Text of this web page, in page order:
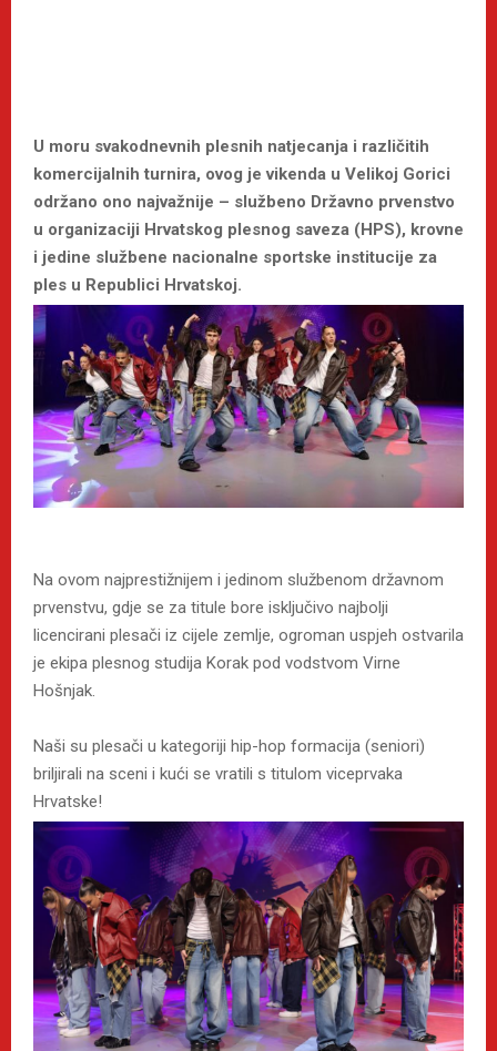
U moru svakodnevnih plesnih natjecanja i različitih
komercijalnih turnira, ovog je vikenda u Velikoj Gorici
održano ono najvažnije – službeno Državno prvenstvo
u organizaciji Hrvatskog plesnog saveza (HPS), krovne
i jedine službene nacionalne sportske institucije za
ples u Republici Hrvatskoj.
Na ovom najprestižnijem i jedinom službenom državnom
prvenstvu, gdje se za titule bore isključivo najbolji
licencirani plesači iz cijele zemlje, ogroman uspjeh ostvarila
je ekipa plesnog studija Korak pod vodstvom Virne
Hošnjak.
Naši su plesači u kategoriji hip-hop formacija (seniori)
briljirali na sceni i kući se vratili s titulom viceprvaka
Hrvatske!